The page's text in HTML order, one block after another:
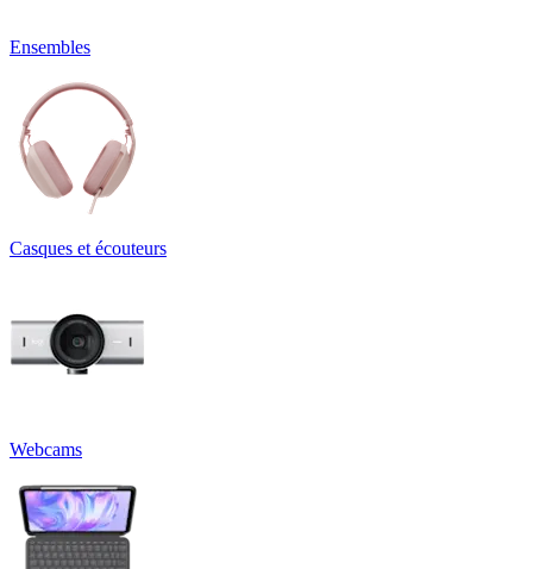
Ensembles
Casques et écouteurs
Webcams